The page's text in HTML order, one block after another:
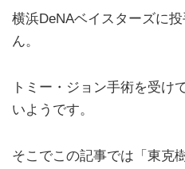
横浜DeNAベイスターズに
ん。
トミー・ジョン手術を受け
いようです。
そこでこの記事では「東克